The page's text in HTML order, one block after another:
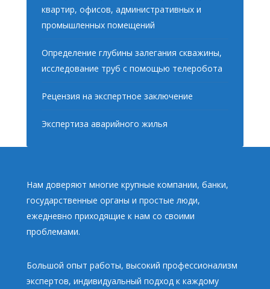
квартир, офисов, административных и
промышленных помещений
Определение глубины залегания скважины,
исследование труб с помощью телеробота
Рецензия на экспертное заключение
Экспертиза аварийного жилья
Нам доверяют многие крупные компании, банки,
государственные органы и простые люди,
ежедневно приходящие к нам со своими
проблемами.
Большой опыт работы, высокий профессионализм
экспертов, индивидуальный подход к каждому